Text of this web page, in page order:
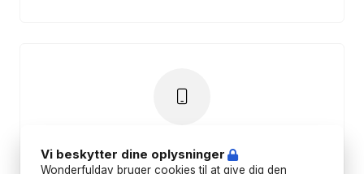
App
Vi beskytter dine oplysninger
Wonderfulday bruger cookies til at give dig den